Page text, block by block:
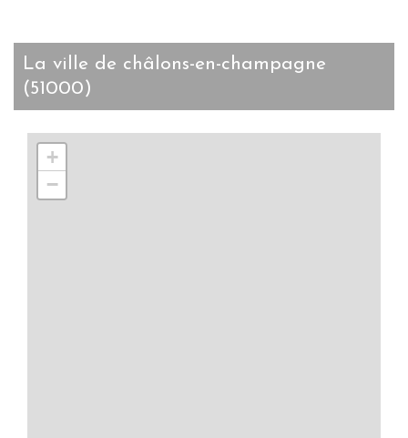
la ville de châlons-en-champagne
(51000)
+
−